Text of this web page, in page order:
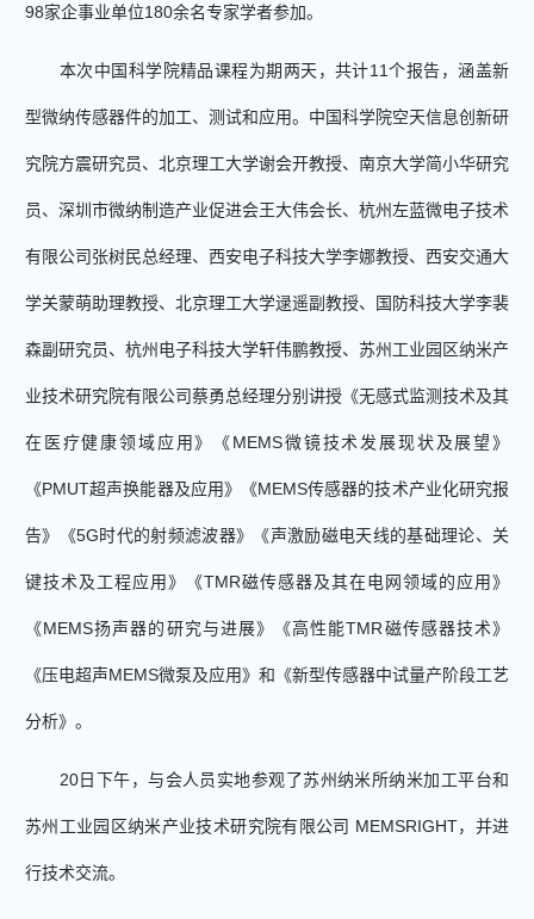
98家企事业单位180余名专家学者参加。
本次中国科学院精品课程为期两天，共计11个报告，涵盖新
型微纳传感器件的加工、测试和应用。 中国科学院空天信息创新研
究院方震研究员、 北京理工大学谢会开教授、 南京大学简小华研究
员、 深圳市微纳制造产业促进会王大伟会长、 杭州左蓝微电子技术
有限公司张树民总经理、 西安电子科技大学李娜教授、 西安交通大
学关蒙萌助理教授、 北京理工大学逯遥副教授、 国防科技大学李裴
森副研究员、 杭州电子科技大学轩伟鹏教授、 苏州工业园区纳米产
业技术研究院有限公司蔡勇总经理分别讲授 《无感式监测技术及其
在医疗健康领域应用》《MEMS微镜技术发展现状及展望》
《PMUT超声换能器及应用》 《MEMS传感器的技术产业化研究报
告》《5G时代的射频滤波器》《声激励磁电天线的基础理论、关
键技术及工程应用》《TMR磁传感器及其在电网领域的应用》
《MEMS扬声器的研究与进展》 《高性能TMR磁传感器技术》
《压电超声MEMS微泵及应用》 和 《新型传感器中试量产阶段工艺
分析》 。
20日下午，与会人员实地参观了苏州纳米所纳米加工平台和
苏州工业园区纳米产业技术研究院有限公司 MEMSRIGHT，并进
行技术交流。